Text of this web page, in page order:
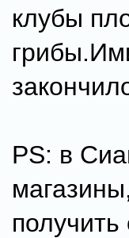
клубы
PS: в